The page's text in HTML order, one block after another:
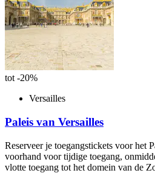
tot -20%
Versailles
Paleis van Versailles
Reserveer je toegangstickets voor het
voorhand voor tijdige toegang,
vlotte toegang tot het domein van de